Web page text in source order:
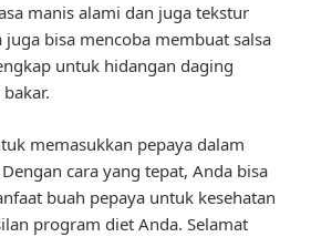
manis alami dan juga tekstur
bisa mencoba membuat salsa
untuk hidangan daging
memasukkan pepaya dalam
cara yang tepat, Anda bisa
buah pepaya untuk kesehatan
program diet Anda. Selamat